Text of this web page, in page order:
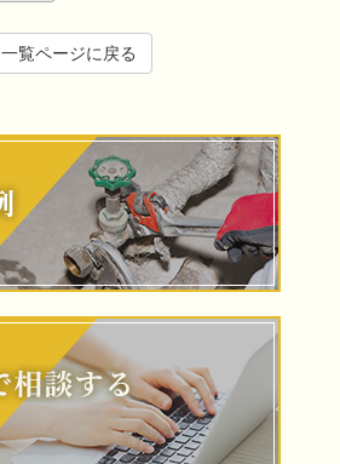
一覧ページに戻る